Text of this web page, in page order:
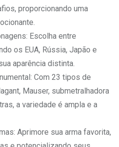
proporcionando uma
Escolha entre
os EUA, Rússia, Japão e
aparência distinta.
Com 23 tipos de
Mauser, submetralhadora
a variedade é ampla e a
Aprimore sua arma favorita,